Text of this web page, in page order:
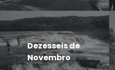
Dezesseis de
Novembro